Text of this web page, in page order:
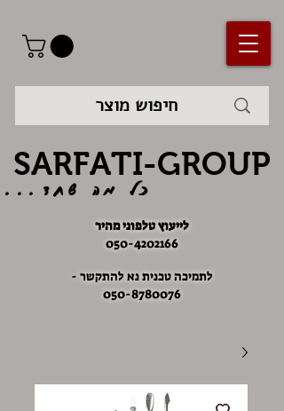
SARFATI-GROUP
לייעוץ טלפוני מהיר
050-4202166
לתמיכה טכנית נא להתקשר -
050-8780076
כל מה שחד...